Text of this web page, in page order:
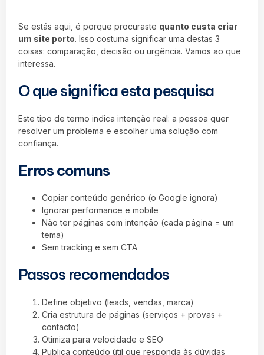
Se estás aqui, é porque procuraste quanto custa criar
um site porto. Isso costuma significar uma destas 3
coisas: comparação, decisão ou urgência. Vamos ao que
interessa.
O que significa esta pesquisa
Este tipo de termo indica intenção real: a pessoa quer
resolver um problema e escolher uma solução com
confiança.
Erros comuns
Copiar conteúdo genérico (o Google ignora)
Ignorar performance e mobile
Não ter páginas com intenção (cada página = um
tema)
Sem tracking e sem CTA
Passos recomendados
Define objetivo (leads, vendas, marca)
Cria estrutura de páginas (serviços + provas +
contacto)
Otimiza para velocidade e SEO
Publica conteúdo útil que responda às dúvidas